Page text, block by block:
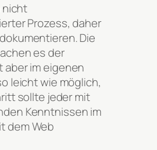
nicht
Prozess, daher
Die
es der
aber im eigenen
leicht wie möglich,
sollte jeder mit
Kenntnissen im
dem Web